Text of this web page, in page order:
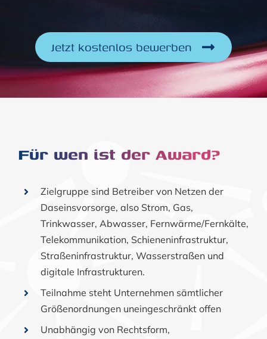
Jetzt kostenlos bewerben
Für wen ist der Award?
Zielgruppe sind Betreiber von Netzen der
Daseinsvorsorge, also Strom, Gas,
Trinkwasser, Abwasser, Fernwärme/Fernkälte,
Telekommunikation, Schieneninfrastruktur,
Straßeninfrastruktur, Wasserstraßen und
digitale Infrastrukturen.
Teilnahme steht Unternehmen sämtlicher
Größenordnungen uneingeschränkt offen
Unabhängig von Rechtsform,